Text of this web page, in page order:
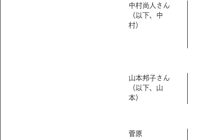
中村尚人さん
（以下、中
村）
山本邦子さん
（以下、山
本）
菅原